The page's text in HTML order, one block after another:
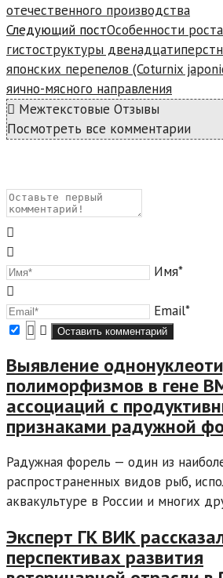
отечественного производства
Следующий постОсобенности
гистоструктуры
японских перепелов (Coturnix
яично-мясного направления
Межтекстовые Отзывы
Посмотреть все комментарии
Имя*
Email*
Выявление
полиморфизмов в гене
ассоциаций с
признаками радужной
Радужная форель — один из
распространенных видов рыб,
аквакультуре в России и многих
Эксперт ГК ВИК
перспективах развития